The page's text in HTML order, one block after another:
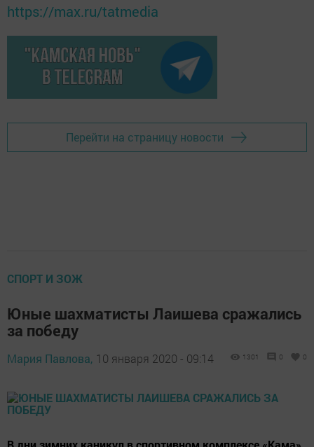
https://max.ru/tatmedia
Перейти на страницу новости
СПОРТ И ЗОЖ
Юные шахматисты Лаишева сражались
за победу
Мария Павлова, 10 января 2020 - 09:14 1301 0 0